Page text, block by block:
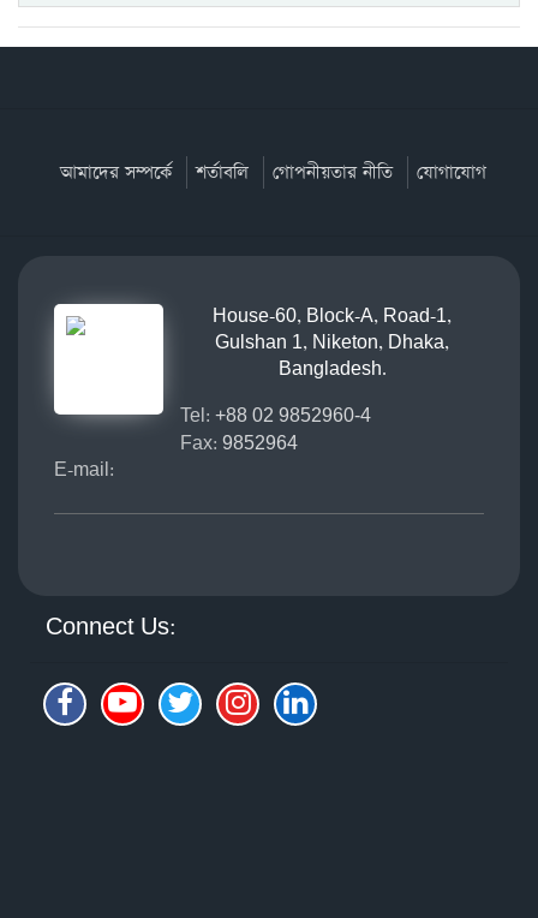
আমাদের সম্পর্কে শর্তাবলি গোপনীয়তার নীতি যোগাযোগ
House-60, Block-A, Road-1,
Gulshan 1, Niketon, Dhaka,
Bangladesh.
Tel: +88 02 9852960-4
Fax: 9852964
E-mail:
Connect Us: